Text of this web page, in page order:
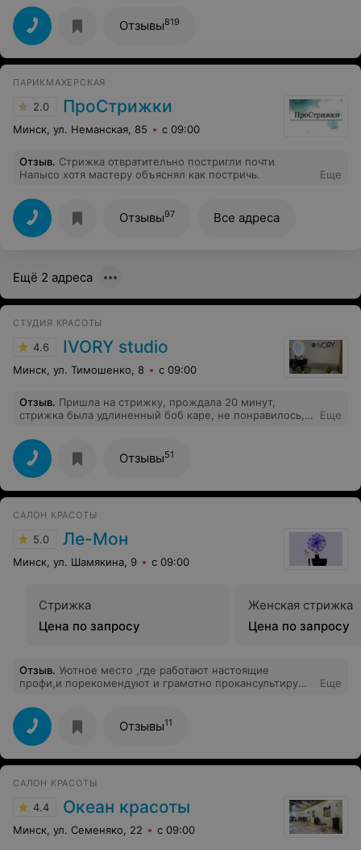
Теперь только к вам, спасибо за подход и
профессионализм!
Отзывы819
ПАРИКМАХЕРСКАЯ
2.0 ПроСтрижки
Минск, ул. Неманская, 85 с 09:00
Отзыв. Стрижка отвратительно постригли почти
Налысо хотя мастеру объяснял как постричь.
Еще
Отзывы97 Все адреса
Ещё 2 адреса
СТУДИЯ КРАСОТЫ
4.6 IVORY studio
Минск, ул. Тимошенко, 8 с 09:00
Отзыв. Пришла на стрижку, прождала 20 минут,
стрижка была удлиненный боб каре, не понравилось, а
Еще
Отзывы51
САЛОН КРАСОТЫ
5.0 Ле-Мон
Минск, ул. Шамякина, 9 с 09:00
Стрижка
Цена по запросу
Женская стрижка
Цена по запросу
Отзыв. Уютное место ,где работают настоящие
профи,и порекомендуют и грамотно прокансультируют
так как видит мастер . А кофе с корицей это отдельный
кайф .
Еще
Отзывы11
САЛОН КРАСОТЫ
4.4 Океан красоты
Минск, ул. Семеняко, 22 с 09:00